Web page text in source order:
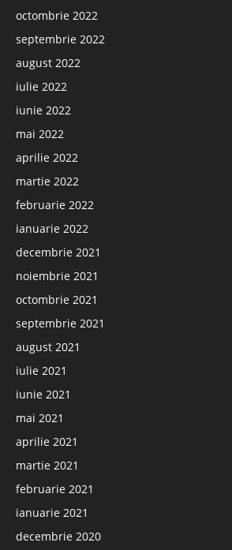
octombrie 2022
septembrie 2022
august 2022
iulie 2022
iunie 2022
mai 2022
aprilie 2022
martie 2022
februarie 2022
ianuarie 2022
decembrie 2021
noiembrie 2021
octombrie 2021
septembrie 2021
august 2021
iulie 2021
iunie 2021
mai 2021
aprilie 2021
martie 2021
februarie 2021
ianuarie 2021
decembrie 2020